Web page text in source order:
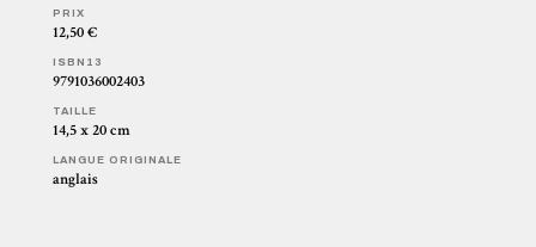
PRIX
12,50 €
ISBN13
9791036002403
TAILLE
14,5 x 20 cm
LANGUE ORIGINALE
anglais